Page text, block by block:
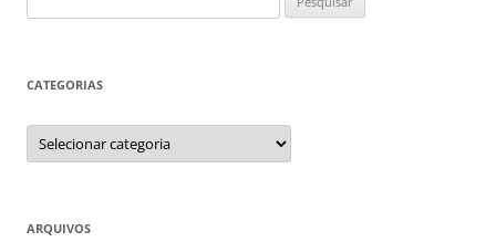
por:
CATEGORIAS
Categorias
ARQUIVOS